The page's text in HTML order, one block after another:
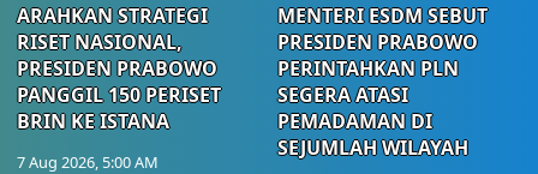
ARAHKAN STRATEGI
RISET NASIONAL,
PRESIDEN PRABOWO
PANGGIL 150 PERISET
BRIN KE ISTANA
7 Aug 2026, 5:00 AM
MENTERI ESDM SEBUT
PRESIDEN PRABOWO
PERINTAHKAN PLN
SEGERA ATASI
PEMADAMAN DI
SEJUMLAH WILAYAH